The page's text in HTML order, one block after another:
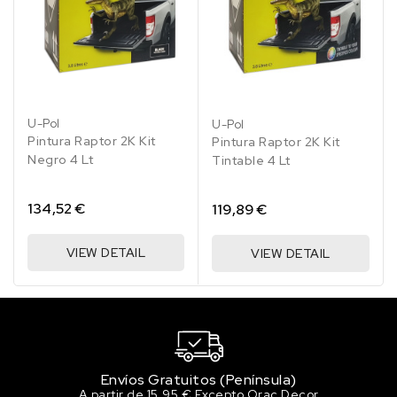
45.15 €
200 en stock
RAL 1012 Amarillo limón
45.15 €
RAL 1013 Blanco perla
45.15 €
194 en stock
RAL 1014 Marfil
45.15 €
45.15 €
RAL 1016 Amarillo azufre
189 en stock
U-Pol
Pintura Raptor 2K Kit
Negro 4 Lt
134,52 €
VIEW DETAIL
U-Pol
Pintura Raptor 2K Kit
Tintable 4 Lt
119,89 €
VIEW DETAIL
Envíos Gratuitos (Península)